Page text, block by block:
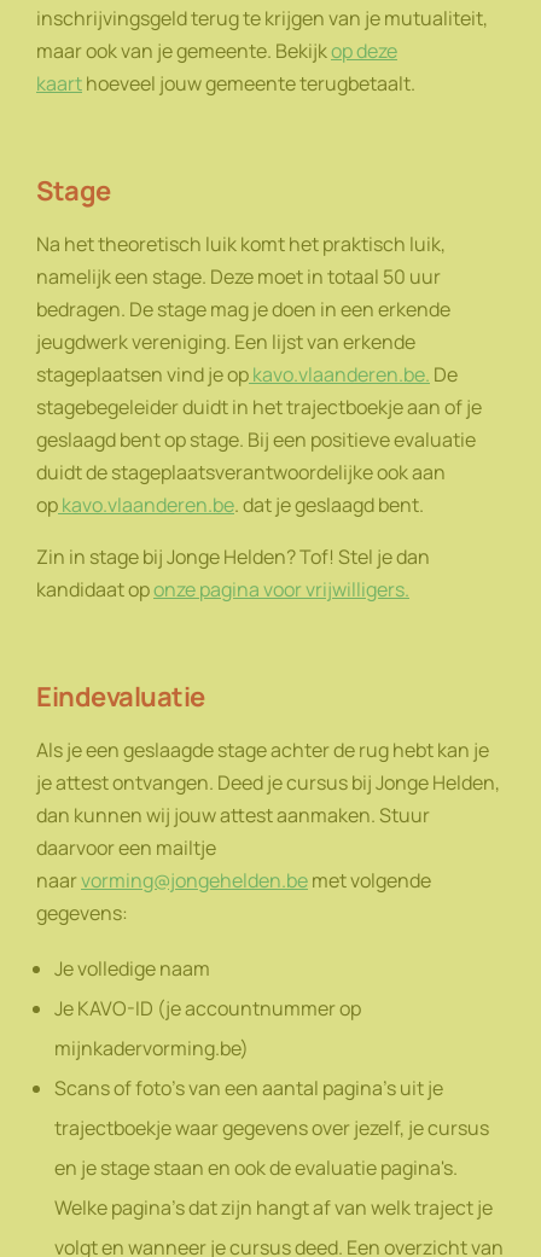
inschrijvingsgeld terug te krijgen van je mutualiteit,
maar ook van je gemeente. Bekijkop deze
kaarthoeveel jouw gemeente terugbetaalt.
Stage
Na het theoretisch luik komt het praktisch luik,
namelijk een stage. Deze moet in totaal 50 uur
bedragen. De stage mag je doen in een erkende
jeugdwerk vereniging. Een lijst van erkende
stageplaatsen vind je opkavo.vlaanderen.be. De
stagebegeleider duidt in het trajectboekje aan of je
geslaagd bent op stage. Bij een positieve evaluatie
duidt de stageplaatsverantwoordelijke ook aan
opkavo.vlaanderen.be. dat je geslaagd bent.
Zin in stage bij Jonge Helden? Tof! Stel je dan
kandidaat oponze pagina voor vrijwilligers.
Eindevaluatie
Als je een geslaagde stage achter de rug hebt kan je
je attest ontvangen. Deed je cursus bij Jonge Helden,
dan kunnen wij jouw attest aanmaken. Stuur
daarvoor een mailtje
naarvorming@jongehelden.bemet volgende
gegevens:
Je volledige naam
Je KAVO-ID (je accountnummer op
mijnkadervorming.be)
Scans of foto's van een aantal pagina's uit je
trajectboekje waar gegevens over jezelf, je cursus
en je stage staan en ook de evaluatie pagina's.
Welke pagina's dat zijn hangt af van welk traject je
volgt en wanneer je cursus deed. Een overzicht van